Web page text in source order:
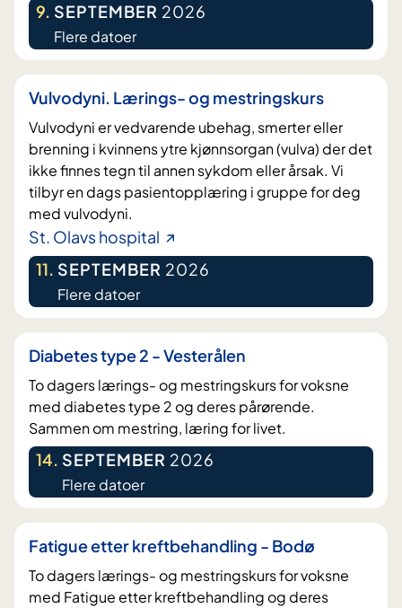
9. SEPTEMBER 2026
Flere datoer
Vulvodyni. Lærings- og mestringskurs
Vulvodyni er vedvarende ubehag, smerter eller
brenning i kvinnens ytre kjønnsorgan (vulva) der det
ikke finnes tegn til annen sykdom eller årsak. Vi
tilbyr en dags pasientopplæring i gruppe for deg
med vulvodyni.
St. Olavs hospital
11. SEPTEMBER 2026
Flere datoer
Diabetes type 2 - Vesterålen
To dagers lærings- og mestringskurs for voksne
med diabetes type 2 og deres pårørende.
Sammen om mestring, læring for livet.
14. SEPTEMBER 2026
Flere datoer
Fatigue etter kreftbehandling - Bodø
To dagers lærings- og mestringskurs for voksne
med Fatigue etter kreftbehandling og deres